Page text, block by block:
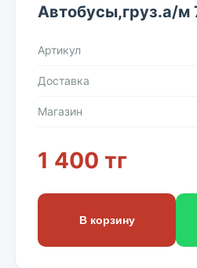
Автобусы,груз.а/м
Артикул
Доставка
Магазин
1 400 тг
В корзину